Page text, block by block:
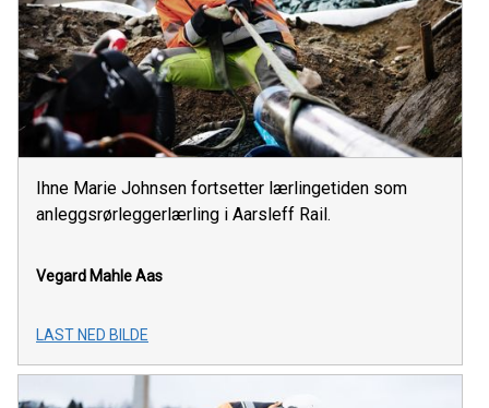
Ihne Marie Johnsen fortsetter lærlingetiden som
anleggsrørleggerlærling i Aarsleff Rail.
Vegard Mahle Aas
LAST NED BILDE